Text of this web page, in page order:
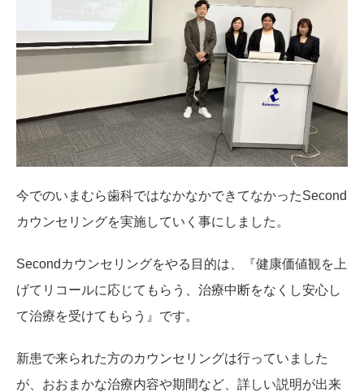
今でのいまむら歯科ではなかなかできてなかったSecond
カウンセリングを実施していく事にしました。
Secondカウンセリングをやる目的は、『健康価値観を上
げてリコールに応じてもらう、治療中断をなくし安心し
て治療を受けてもらう』です。
新患で来られた方のカウンセリングは行っていました
が、おおまかな治療内容や期間など、詳しい説明が出来